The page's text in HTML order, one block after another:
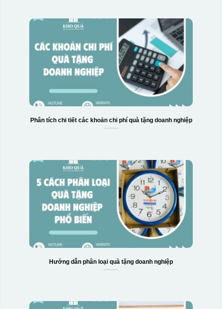
Phân tích chi tiết các khoản chi phí quà tặng doanh nghiệp
Hướng dẫn phân loại quà tặng doanh nghiệp